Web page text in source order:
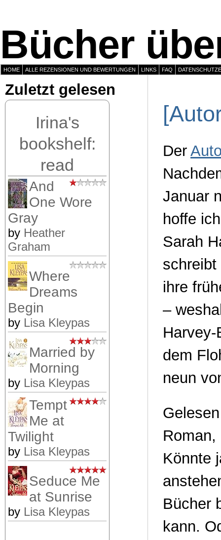
Bücher
HOME ALLE REZENSIONEN UND BEWERTUNGEN LINKS FAQ
Zuletzt gelesen
Irina's
bookshelf:
read
And
One Wore
Gray
by Heather
Graham
Where
Dreams
Begin
by Lisa Kleypas
Married by
Morning
by Lisa Kleypas
Tempt
Me at
Twilight
by Lisa Kleypas
Seduce Me
at Sunrise
by Lisa Kleypas
Der
Januar
hoffe
Sarah
ihre
–
dem
neun
Könnte
Bücher
kann.